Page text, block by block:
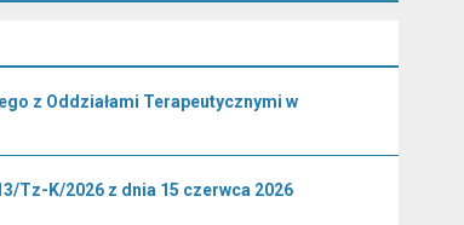
z Oddziałami Terapeutycznymi w
Tz-K/2026 z dnia 15 czerwca 2026